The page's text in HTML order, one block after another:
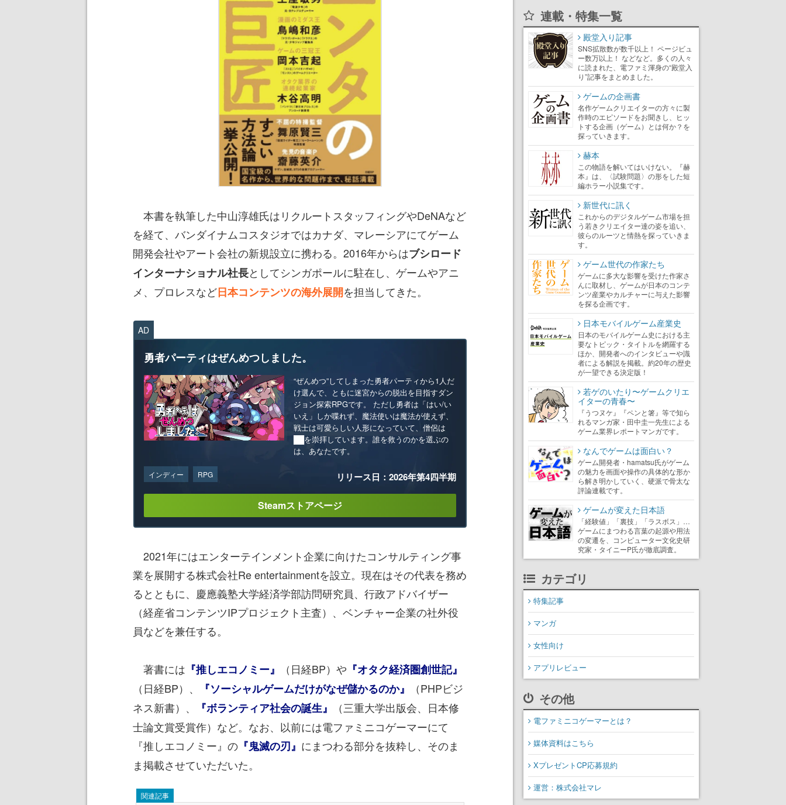
本書を執筆した中山淳雄氏はリクルートスタッフィングやDeNAなど
を経て、バンダイナムコスタジオではカナダ、マレーシアにてゲーム
開発会社やアート会社の新規設立に携わる。2016年からはブシロード
インターナショナル社長としてシンガポールに駐在し、ゲームやアニ
メ、プロレスなど日本コンテンツの海外展開を担当してきた。
AD
勇者パーティはぜんめつしました。
“ぜんめつ”してしまった勇者パーティから1人だ
け選んで、ともに迷宮からの脱出を目指すダン
ジョン探索RPGです。 ただし勇者は「はい/い
いえ」しか喋れず、魔法使いは魔法が使えず、
戦士は可愛らしい人形になっていて、僧侶は
██を崇拝しています。誰を救うのかを選ぶの
は、あなたです。
インディー RPG リリース日：2026年第4四半期
Steamストアページ
2021年にはエンターテインメント企業に向けたコンサルティング事
業を展開する株式会社Re entertainmentを設立。現在はその代表を務め
るとともに、慶應義塾大学経済学部訪問研究員、行政アドバイザー
（経産省コンテンツIPプロジェクト主査）、ベンチャー企業の社外役
員などを兼任する。
著書には 『推しエコノミー』 （日経BP）や 『オタク経済圏創世記』
（日経BP）、
『ソーシャルゲームだけがなぜ儲かるのか』
（PHPビジ
ネス新書）、
『ボランティア社会の誕生』
（三重大学出版会、日本修
士論文賞受賞作）など。なお、以前には電ファミニコゲーマーにて
『推しエコノミー』の 『鬼滅の刃』 にまつわる部分を抜粋し、そのま
ま掲載させていただいた。
関連記事
連載・特集一覧
殿堂入り記事
SNS拡散数が数千以上！ ページビュ
ー数万以上！ などなど。多くの人々
に読まれた、電ファミ渾身の“殿堂入
り”記事をまとめました。
ゲームの企画書
名作ゲームクリエイターの方々に製
作時のエピソードをお聞きし、ヒッ
トする企画（ゲーム）とは何か？を
探っていきます。
赫本
この物語を解いてはいけない。『赫
本』は、〈試験問題〉の形をした短
編ホラー小説集です。
新世代に訊く
これからのデジタルゲーム市場を担
う若きクリエイター達の姿を追い、
彼らのルーツと情熱を探っていきま
す。
ゲーム世代の作家たち
ゲームに多大な影響を受けた作家さ
んに取材し、ゲームが日本のコンテ
ンツ産業やカルチャーに与えた影響
を探る企画です。
日本モバイルゲーム産業史
日本のモバイルゲーム史における主
要なトピック・タイトルを網羅する
ほか、開発者へのインタビューや識
者による解説を掲載。約20年の歴史
が一望できる決定版！
若ゲのいたり〜ゲームクリエ
イターの青春〜
『うつヌケ』『ペンと箸』等で知ら
れるマンガ家・田中圭一先生による
ゲーム業界レポートマンガです。
なんでゲームは面白い？
ゲーム開発者・hamatsu氏がゲーム
の魅力を画面や操作の具体的な形か
ら解き明かしていく、硬派で骨太な
評論連載です。
ゲームが変えた日本語
「経験値」「裏技」「ラスボス」…
ゲームにまつわる言葉の起源や用法
の変遷を、コンピューター文化史研
究家・タイニーP氏が徹底調査。
カテゴリ
特集記事
マンガ
女性向け
アプリレビュー
その他
電ファミニコゲーマーとは？
媒体資料はこちら
XプレゼントCP応募規約
運営：株式会社マレ